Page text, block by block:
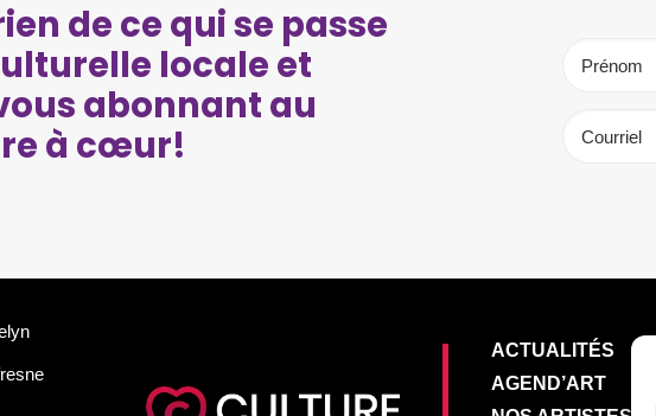
de ce qui se passe
locale et
abonnant au
à cœur!
ACTUALITÉS
AGEND’ART